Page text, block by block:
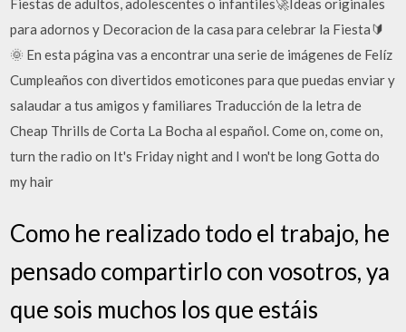
para adornos y Decoracion de la casa para celebrar la Fiesta🔰
🌞 En esta página vas a encontrar una serie de imágenes de Felíz
Cumpleaños con divertidos emoticones para que puedas enviar y
salaudar a tus amigos y familiares Traducción de la letra de
Cheap Thrills de Corta La Bocha al español. Come on, come on,
turn the radio on It's Friday night and I won't be long Gotta do
my hair
Como he realizado todo el trabajo, he
pensado compartirlo con vosotros, ya
que sois muchos los que estáis